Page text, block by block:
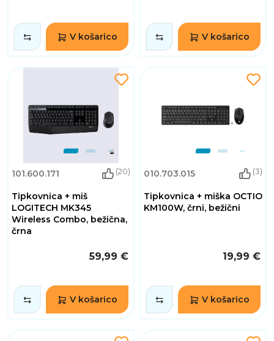
V košarico V košarico
101.600.171 (20)
Tipkovnica + miš
LOGITECH MK345
Wireless Combo, bežična,
črna
59,99 €
V košarico
010.703.015 (3)
Tipkovnica + miška OCTIO
KM100W, črni, bežični
19,99 €
V košarico